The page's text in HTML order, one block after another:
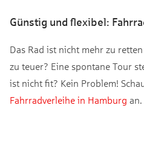
Günstig und flexibel:
Das Rad ist nicht mehr zu
zu teuer? Eine spontane Tour
ist nicht fit? Kein Problem!
Fahrradverleihe in Hamburg an.